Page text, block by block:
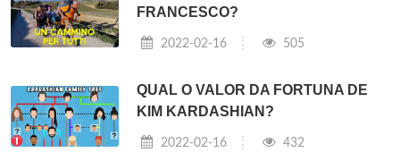
FRANCESCO?
2022-02-16 505
QUAL O VALOR DA FORTUNA DE
KIM KARDASHIAN?
2022-02-16 432